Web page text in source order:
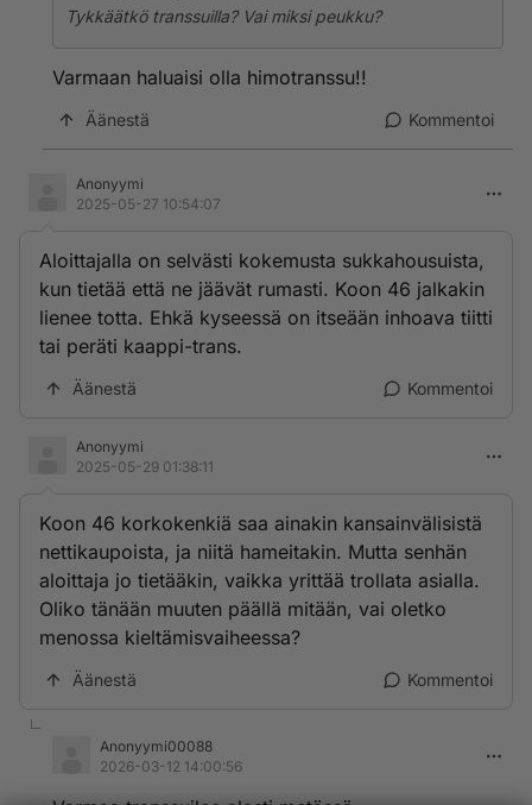
Tykkäätkö transsuilla? Vai miksi peukku?
Varmaan haluaisi olla himotranssu!!
Äänestä Kommentoi
Anonyymi
2025-05-27 10:54:07
Aloittajalla on selvästi kokemusta sukkahousuista,
kun tietää että ne jäävät rumasti. Koon 46 jalkakin
lienee totta. Ehkä kyseessä on itseään inhoava tiitti
tai peräti kaappi-trans.
Äänestä Kommentoi
Anonyymi
2025-05-29 01:38:11
Koon 46 korkokenkiä saa ainakin kansainvälisistä
nettikaupoista, ja niitä hameitakin. Mutta senhän
aloittaja jo tietääkin, vaikka yrittää trollata asialla.
Oliko tänään muuten päällä mitään, vai oletko
menossa kieltämisvaiheessa?
Äänestä Kommentoi
Anonyymi00088
2026-03-12 14:00:56